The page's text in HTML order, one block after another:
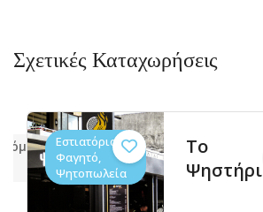
Σχετικές Καταχωρήσεις
Εστιατόρια,
Φαγητό,
Ψητοπωλεία
Το
Ψηστήρι